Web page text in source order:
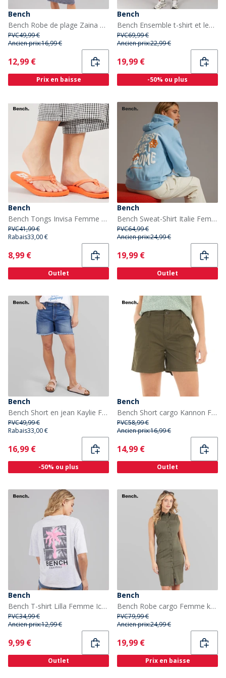
Bench
Bench Robe de plage Zaina Femme rayée Marine/blanc
PVC49,99 €
Ancien prix:16,99 €
Current
12,99 €
Prix en baisse
Bench
Bench Ensemble t-shirt et legging Samira Femme Noir
PVC69,99 €
Ancien prix:22,99 €
Current
19,99 €
-50% ou plus
Bench
Bench Tongs Invisa Femme Coral
PVC41,99 €
Rabais33,00 €
Current
8,99 €
Outlet
Bench
Bench Sweat-Shirt Italie Femme Bleu Clair
PVC64,99 €
Ancien prix:24,99 €
Current
19,99 €
Outlet
Bench
Bench Short en jean Kaylie Femme Bleu moyen
PVC49,99 €
Rabais33,00 €
Current
16,99 €
-50% ou plus
Bench
Bench Short cargo Kannon Femme kaki
PVC58,99 €
Ancien prix:16,99 €
Current
14,99 €
Outlet
Bench
Bench T-shirt Lilla Femme Ice Grey Marl
PVC34,99 €
Ancien prix:12,99 €
Current
9,99 €
Outlet
Bench
Bench Robe cargo Femme kaki
PVC79,99 €
Ancien prix:24,99 €
Current
19,99 €
Prix en baisse